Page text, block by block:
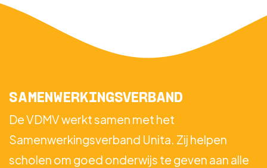
SAMENWERKINGSVERBAND
De VDMV werkt samen met het
Samenwerkingsverband Unita. Zij helpen
scholen om goed onderwijs te geven aan alle